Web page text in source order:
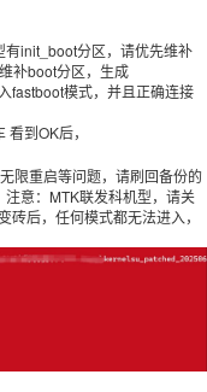
init_boot分区，请优先维补
补boot分区，生成
fastboot模式，并且正确连接
看到OK后，
限重启等问题，请刷回备份的
意：MTK联发科机型，请关
后，任何模式都无法进入，